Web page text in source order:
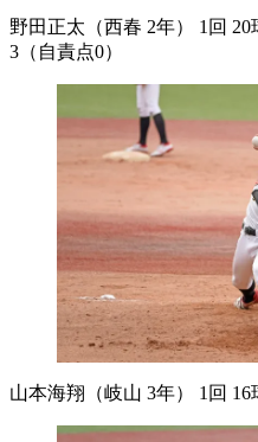
野田正太（西春 2年） 1回
3（自責点0）
山本海翔（岐山 3年） 1回